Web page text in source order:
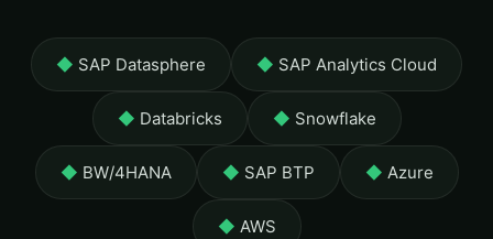
SAP Datasphere SAP Analytics Cloud
Databricks Snowflake
BW/4HANA SAP BTP Azure
AWS